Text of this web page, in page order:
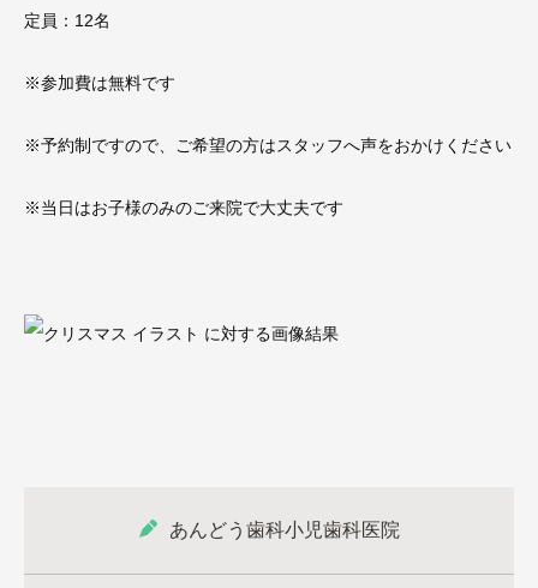
定員：12名
※参加費は無料です
※予約制ですので、ご希望の方はスタッフへ声をおかけください
※当日はお子様のみのご来院で大丈夫です
あんどう歯科小児歯科医院